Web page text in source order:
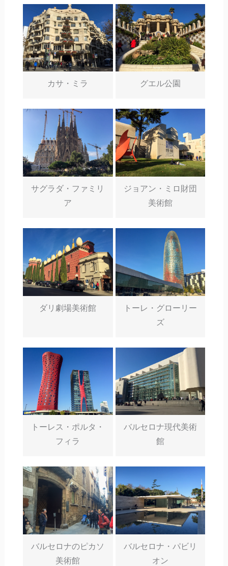
カサ・ミラ グエル公園
サグラダ・ファミリ
ア
ジョアン・ミロ財団
美術館
ダリ劇場美術館
トーレ・グローリー
ズ
トーレス・ポルタ・
フィラ
バルセロナ現代美術
館
バルセロナのピカソ
美術館
バルセロナ・パビリ
オン